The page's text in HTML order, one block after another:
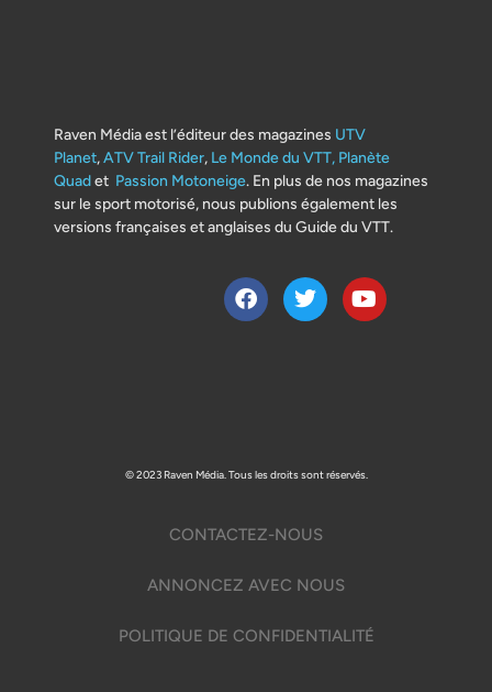
Raven Média est l’éditeur des magazines UTV
Planet,ATV Trail Rider, Le Monde du VTT, Planète
Quadet Passion Motoneige. En plus de nos magazines
sur le sport motorisé, nous publions également les
versions françaises et anglaises du Guide du VTT.
© 2023 Raven Média. Tous les droits sont réservés.
CONTACTEZ-NOUS
ANNONCEZ AVEC NOUS
POLITIQUE DE CONFIDENTIALITÉ